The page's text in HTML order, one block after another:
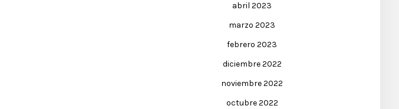
abril 2023
marzo 2023
febrero 2023
diciembre 2022
noviembre 2022
octubre 2022